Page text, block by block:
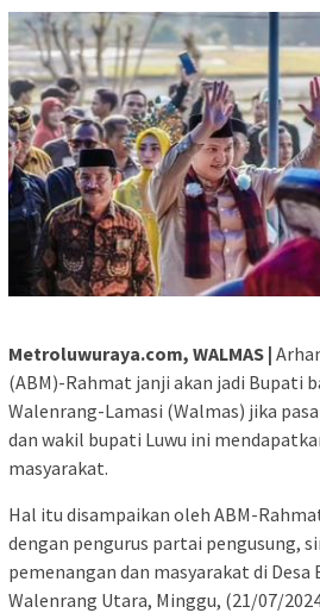
Metroluwuraya.com, WALMAS |
(ABM)-Rahmat janji akan jadi Bupati
Walenrang-Lamasi (Walmas) jika
dan wakil bupati Luwu ini
masyarakat.
Hal itu disampaikan oleh ABM-
dengan pengurus partai pengusung,
pemenangan dan masyarakat di
Walenrang Utara, Minggu, (21/07/